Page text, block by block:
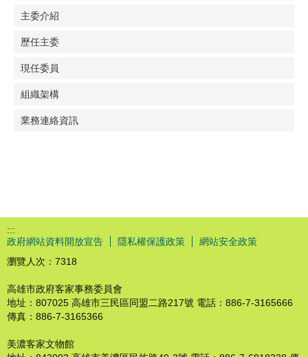
主委介紹
歷任主委
現任委員
組織架構
業務連絡資訊
:::
政府網站資料開放宣告
隱私權保護政策
網站安全政策
瀏覽人次： 7318
高雄市政府客家事務委員會
地址：807025 高雄市三民區同盟二路217號 電話：886-7-3165666
傳真：886-7-3165366
美濃客家文物館